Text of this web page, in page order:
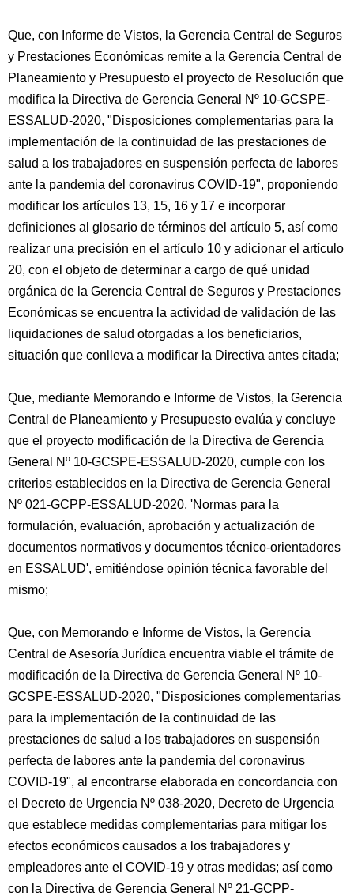
Que, con Informe de Vistos, la Gerencia Central de Seguros
y Prestaciones Económicas remite a la Gerencia Central de
Planeamiento y Presupuesto el proyecto de Resolución que
modifica la Directiva de Gerencia General Nº 10-GCSPE-
ESSALUD-2020, "Disposiciones complementarias para la
implementación de la continuidad de las prestaciones de
salud a los trabajadores en suspensión perfecta de labores
ante la pandemia del coronavirus COVID-19", proponiendo
modificar los artículos 13, 15, 16 y 17 e incorporar
definiciones al glosario de términos del artículo 5, así como
realizar una precisión en el artículo 10 y adicionar el artículo
20, con el objeto de determinar a cargo de qué unidad
orgánica de la Gerencia Central de Seguros y Prestaciones
Económicas se encuentra la actividad de validación de las
liquidaciones de salud otorgadas a los beneficiarios,
situación que conlleva a modificar la Directiva antes citada;
Que, mediante Memorando e Informe de Vistos, la Gerencia
Central de Planeamiento y Presupuesto evalúa y concluye
que el proyecto modificación de la Directiva de Gerencia
General Nº 10-GCSPE-ESSALUD-2020, cumple con los
criterios establecidos en la Directiva de Gerencia General
Nº 021-GCPP-ESSALUD-2020, 'Normas para la
formulación, evaluación, aprobación y actualización de
documentos normativos y documentos técnico-orientadores
en ESSALUD', emitiéndose opinión técnica favorable del
mismo;
Que, con Memorando e Informe de Vistos, la Gerencia
Central de Asesoría Jurídica encuentra viable el trámite de
modificación de la Directiva de Gerencia General Nº 10-
GCSPE-ESSALUD-2020, "Disposiciones complementarias
para la implementación de la continuidad de las
prestaciones de salud a los trabajadores en suspensión
perfecta de labores ante la pandemia del coronavirus
COVID-19", al encontrarse elaborada en concordancia con
el Decreto de Urgencia Nº 038-2020, Decreto de Urgencia
que establece medidas complementarias para mitigar los
efectos económicos causados a los trabajadores y
empleadores ante el COVID-19 y otras medidas; así como
con la Directiva de Gerencia General Nº 21-GCPP-